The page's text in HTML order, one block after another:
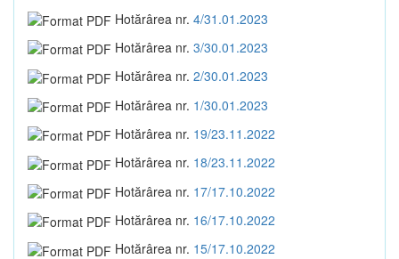
Hotărârea nr. 4/31.01.2023
Hotărârea nr. 3/30.01.2023
Hotărârea nr. 2/30.01.2023
Hotărârea nr. 1/30.01.2023
Hotărârea nr. 19/23.11.2022
Hotărârea nr. 18/23.11.2022
Hotărârea nr. 17/17.10.2022
Hotărârea nr. 16/17.10.2022
Hotărârea nr. 15/17.10.2022